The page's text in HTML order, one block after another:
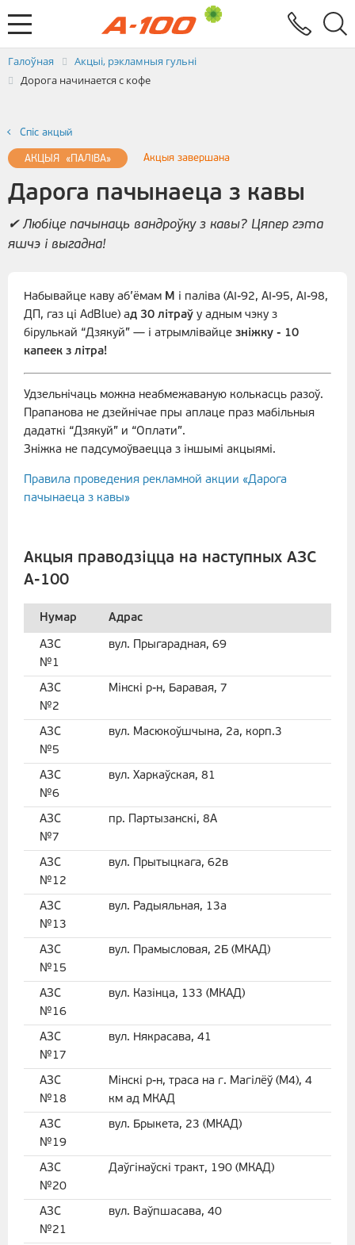
Зваротная сувязь
Паслугi
Заяўка на выстаўленне ЭРФ
Галоўная
Акцыі, рэкламныя гульні
Дорога начинается с кофе
Спiс акцый
АКЦЫЯ «ПАЛIВА» Акцыя завершана
Дарога пачынаеца з кавы
✔ Любіце пачынаць вандроўку з кавы? Цяпер гэта
яшчэ і выгадна!
Набывайце каву аб’ёмам М і паліва (АІ-92, АІ-95, АІ-98,
ДП, газ ці AdBlue) ад 30 літраў у адным чэку з
бірулькай “Дзякуй” — i атрымлівайце зніжку - 10
капеек з літра!
Удзельнічаць можна неабмежаваную колькасць разоў.
Прапанова не дзейнічае пры аплаце праз мабільныя
дадаткі “Дзякуй” и “Оплати”.
Зніжка не падсумоўваецца з іншымі акцыямі.
Правила проведения рекламной акции «Дарога
пачынаеца з кавы»
Акцыя праводзіцца на наступных АЗС
А-100
Нумар Адрас
АЗС
№1
вул. Прыгарадная, 69
АЗС
№2
Мінскі р-н, Баравая, 7
АЗС
№5
вул. Масюкоўшчына, 2а, корп.3
АЗС
№6
вул. Харкаўская, 81
АЗС
№7
пр. Партызанскі, 8А
АЗС
№12
вул. Прытыцкага, 62в
АЗС
№13
вул. Радыяльная, 13а
АЗС
№15
вул. Прамысловая, 2Б (МКАД)
АЗС
№16
вул. Казінца, 133 (МКАД)
АЗС
№17
вул. Някрасава, 41
АЗС
№18
Мінскі р-н, траса на г. Магілёў (М4), 4
км ад МКАД
АЗС
№19
вул. Брыкета, 23 (МКАД)
АЗС
№20
Даўгінаўскі тракт, 190 (МКАД)
АЗС
№21
вул. Ваўпшасава, 40